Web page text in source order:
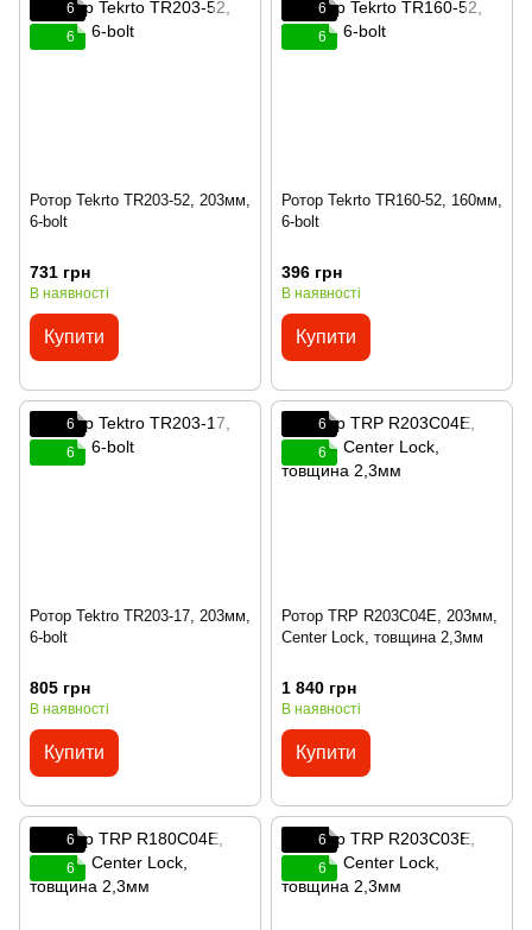
6
6
Ротор Tekrto TR203-52, 203мм,
6-bolt
731 грн
В наявності
Купити
6
6
Ротор Tekrto TR160-52, 160мм,
6-bolt
396 грн
В наявності
Купити
6
6
Ротор Tektro TR203-17, 203мм,
6-bolt
805 грн
В наявності
Купити
6
6
Ротор TRP R203C04E, 203мм,
Center Lock, товщина 2,3мм
1 840 грн
В наявності
Купити
6
6
6
6